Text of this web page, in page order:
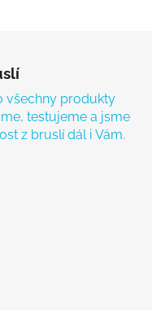
všechny produkty
testujeme a jsme
z bruslí dál i Vám.